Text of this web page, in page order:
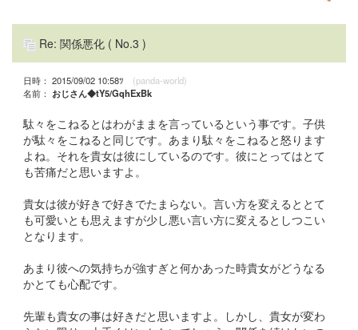
Re: 関係悪化 ( No.3 )
日時： 2015/09/02 10:58ﾂ (panda-world)
名前： おじさん◆tY5/GqhExBk
駄々をこねるとはわがままを言っているという事です。子供
が駄々をこねると同じです。あまり駄々をこねると怒ります
よね。それを貴女は彼にしているのです。彼にとってはとて
も苦痛だと思いますよ。
貴女は彼が好きで好きでたまらない。言い方を変えるととて
も可愛いとも思えますが少し悪い言い方に変えるとしつこい
となります。
あまり彼への気持ちが強すぎと何かあった時貴女がどうなる
かとても心配です。
先輩も貴女の事は好きだと思いますよ。しかし、貴女が変わ